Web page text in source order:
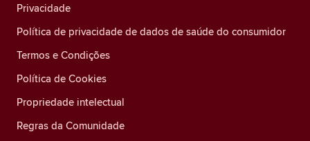
Privacidade
Política de privacidade de dados de saúde do consumidor
Termos e Condições
Política de Cookies
Propriedade intelectual
Regras da Comunidade